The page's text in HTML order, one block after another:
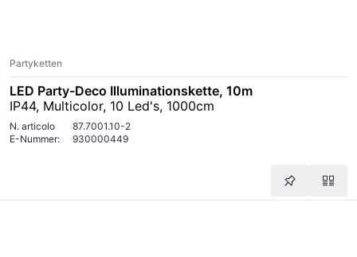
Partyketten
LED Party-Deco Illuminationskette, 10m
IP44, Multicolor, 10 Led's, 1000cm
N. articolo
87.7001.10-2
E-Nummer:
930000449